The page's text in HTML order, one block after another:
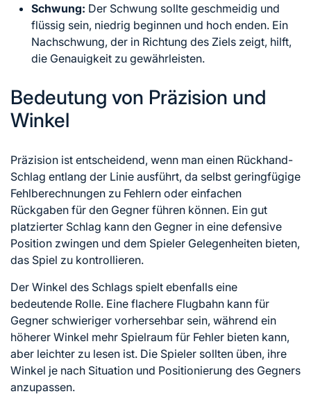
Schwung: Der Schwung sollte geschmeidig und
flüssig sein, niedrig beginnen und hoch enden. Ein
Nachschwung, der in Richtung des Ziels zeigt, hilft,
die Genauigkeit zu gewährleisten.
Bedeutung von Präzision und
Winkel
Präzision ist entscheidend, wenn man einen Rückhand-
Schlag entlang der Linie ausführt, da selbst geringfügige
Fehlberechnungen zu Fehlern oder einfachen
Rückgaben für den Gegner führen können. Ein gut
platzierter Schlag kann den Gegner in eine defensive
Position zwingen und dem Spieler Gelegenheiten bieten,
das Spiel zu kontrollieren.
Der Winkel des Schlags spielt ebenfalls eine
bedeutende Rolle. Eine flachere Flugbahn kann für
Gegner schwieriger vorhersehbar sein, während ein
höherer Winkel mehr Spielraum für Fehler bieten kann,
aber leichter zu lesen ist. Die Spieler sollten üben, ihre
Winkel je nach Situation und Positionierung des Gegners
anzupassen.